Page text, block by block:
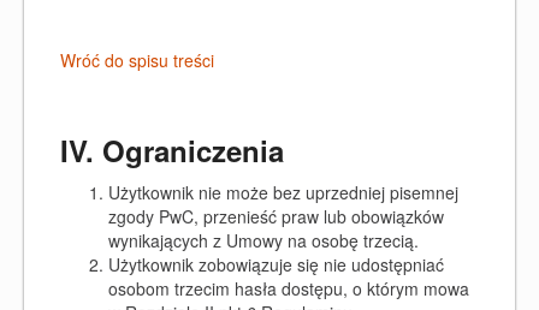
Wróć do spisu treści
IV. Ograniczenia
Użytkownik nie może bez uprzedniej pisemnej
zgody PwC, przenieść praw lub obowiązków
wynikających z Umowy na osobę trzecią.
Użytkownik zobowiązuje się nie udostępniać
osobom trzecim hasła dostępu, o którym mowa